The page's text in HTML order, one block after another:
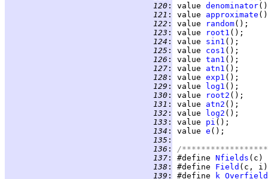
120 : value denominator
121 : value approximate
122 : value random
123 : value root1
124 : value sin1
125 : value cos1
126 : value tan1
127 : value atn1
128 : value exp1
129 : value log1
130 : value root2
131 : value atn2
132 : value log2
133 : value pi
134 : value e
135 :
136 :
/
137 : #define Nfields
138 : #define Field
139 : #define